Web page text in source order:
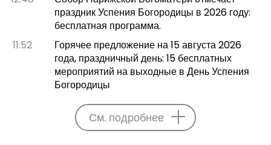
праздник Успения Богородицы в 2026 году:
бесплатная программа.
11:52
Горячее предложение на 15 августа 2026
года, праздничный день: 15 бесплатных
мероприятий на выходные в День Успения
Богородицы
См. подробнее